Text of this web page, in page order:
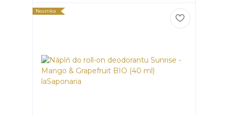
Novinka